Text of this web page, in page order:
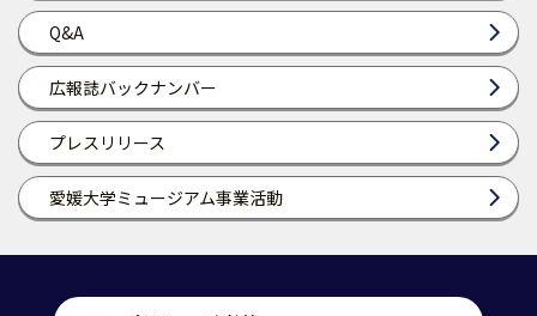
Q&A
広報誌バックナンバー
プレスリリース
愛媛大学ミュージアム事業活動